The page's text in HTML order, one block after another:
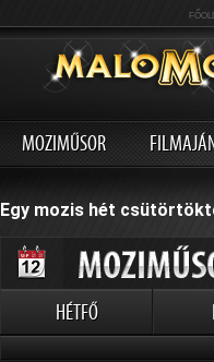
MOZIMŰSOR
Egy mozis hét
HÉTFŐ